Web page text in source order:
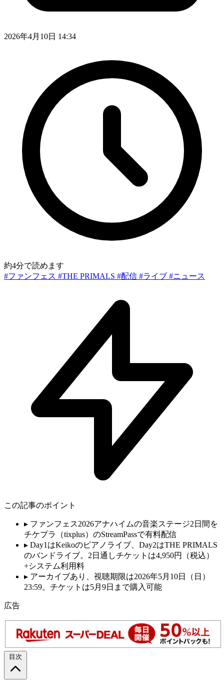
2026年4月10日 14:34
約4分で読めます
#ファンフェス #THE PRIMALS #配信 #ライブ #ニュース
この記事のポイント
▸ ファンフェス2026アナハイムの音楽ステージ2日間を
チケプラ（tixplus）のStreamPassで有料配信
▸ Day1はKeikoのピアノライブ、Day2はTHE PRIMALS
のバンドライブ。2日通しチケットは4,950円（税込）
+システム利用料
▸ アーカイブあり、視聴期限は2026年5月10日（日）
23:59。チケットは5月9日まで購入可能
広告
目次